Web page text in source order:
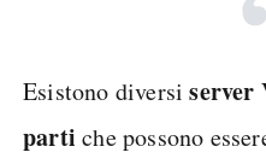
Esistono diversiserver
parti che possono